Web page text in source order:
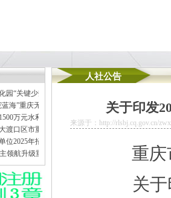
园“关键少数”？重庆出台《办法》下月20日起施行→
海”重庆无地址注册公司
万元水利救灾资金修复水毁设施
渡口区市重庆无地址注册公司场监管局开展集贸市
位2025年招聘工作人员拟聘人员公示（市卫生健康
领航升级重庆制造业高质量发展取得重庆孵化园“多
人社公告
关于印发
来源于：http://rlsbj.cq.gov.cn/
重庆
关